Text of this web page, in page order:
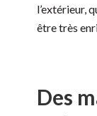
l’extérieur,
être très
Des